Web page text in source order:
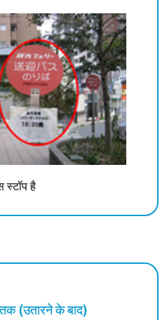
स्टॉप है
(उतारने के बाद)